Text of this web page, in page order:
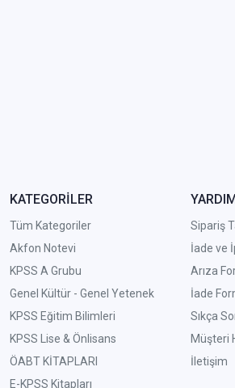
KATEGORİLER
Tüm Kategoriler
Akfon Notevi
KPSS A Grubu
Genel Kültür - Genel Yetenek
KPSS Eğitim Bilimleri
KPSS Lise & Önlisans
ÖABT KİTAPLARI
E-KPSS Kitapları
Sipariş
İade ve
Arıza
İade
Sıkça
Müşteri
İletişim